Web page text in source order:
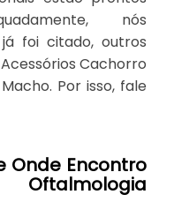
nós
foi citado, outros
Cachorro
Por isso, fale
Onde Encontro